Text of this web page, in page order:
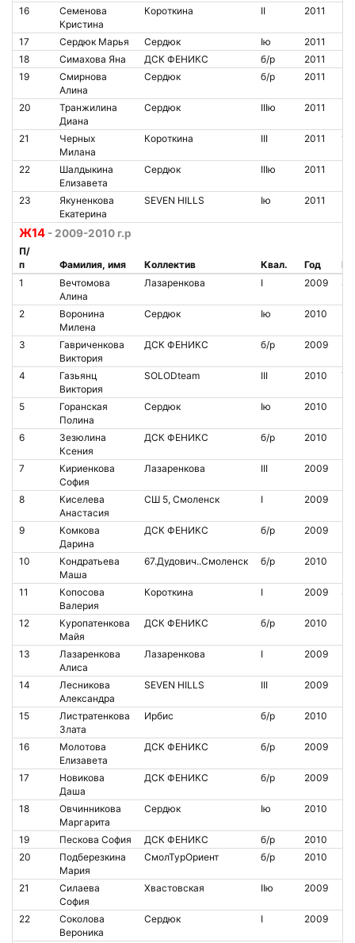
16
Семенова
Кристина
Короткина II 2011
17 Сердюк Марья Сердюк Iю 2011
18
Симахова Яна ДСК ФЕНИКС б/р
2011
19
Смирнова
Алина
Сердюк б/р 2011
20
Транжилина
Диана
Сердюк IIIю 2011
21
Черных
Милана
Короткина III 2011
22
Шалдыкина
Елизавета
Сердюк IIIю 2011
23
Якуненкова
Екатерина
SEVEN HILLS Iю 2011
Ж14 - 2009-2010 г.р
П/
п
Фамилия, имя Коллектив Квал. Год
№
1
Вечтомова
Алина
Лазаренкова I 2009
2
Воронина
Милена
Сердюк Iю 2010
3
Гавриченкова
Виктория
ДСК ФЕНИКС б/р 2009
4
Газьянц
Виктория
SOLODteam III 2010
5
Горанская
Полина
Сердюк Iю 2010
6
Зезюлина
Ксения
ДСК ФЕНИКС б/р 2010
7
Кириенкова
София
Лазаренкова III 2009
8
Киселева
Анастасия
СШ 5, Смоленск I 2009
9
Комкова
Дарина
ДСК ФЕНИКС б/р 2009
10
Кондратьева
Маша
67.Дудович..Смоленск б/р 2010
11
Копосова
Валерия
Короткина I 2009
12
Куропатенкова
Майя
ДСК ФЕНИКС б/р 2010
13
Лазаренкова
Алиса
Лазаренкова I 2009
14
Лесникова
Александра
SEVEN HILLS III 2009
15
Листратенкова
Злата
Ирбис б/р 2010
16
Молотова
Елизавета
ДСК ФЕНИКС б/р 2009
17
Новикова
Даша
ДСК ФЕНИКС б/р 2009
18
Овчинникова
Маргарита
Сердюк Iю 2010
19 Пескова София ДСК ФЕНИКС б/р
2010
20
Подберезкина
Мария
СмолТурОриент б/р 2010
21
Силаева
София
Хвастовская IIю 2009
22
Соколова
Вероника
Сердюк I 2009